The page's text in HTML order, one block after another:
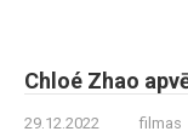
Chloé Zhao
29.12.2022 filmas